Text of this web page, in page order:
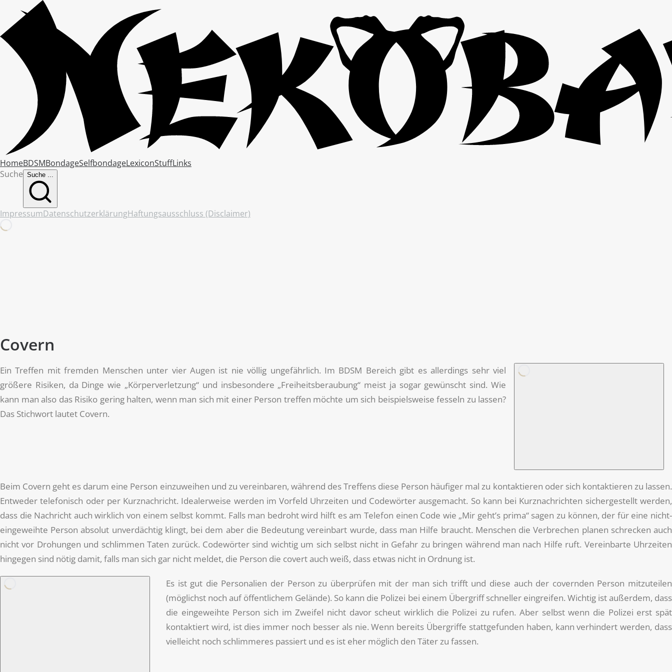
HomeBDSMBondageSelfbondageLexiconStuffLinks
Suche Suche ...
ImpressumDatenschutzerklärungHaftungsausschluss (Disclaimer)
Covern
Ein Treffen mit fremden Menschen unter vier Augen ist nie völlig ungefährlich. Im BDSM Bereich gibt es allerdings sehr viel
größere Risiken, da Dinge wie „Körperverletzung“ und insbesondere „Freiheitsberaubung“ meist ja sogar gewünscht sind. Wie
kann man also das Risiko gering halten, wenn man sich mit einer Person treffen möchte um sich beispielsweise fesseln zu lassen?
Das Stichwort lautet Covern.
Beim Covern geht es darum eine Person einzuweihen und zu vereinbaren, während des Treffens diese Person häufiger mal zu kontaktieren oder sich kontaktieren zu lassen.
Entweder telefonisch oder per Kurznachricht. Idealerweise werden im Vorfeld Uhrzeiten und Codewörter ausgemacht. So kann bei Kurznachrichten sichergestellt werden,
dass die Nachricht auch wirklich von einem selbst kommt. Falls man bedroht wird hilft es am Telefon einen Code wie „Mir geht’s prima“ sagen zu können, der für eine nicht-
eingeweihte Person absolut unverdächtig klingt, bei dem aber die Bedeutung vereinbart wurde, dass man Hilfe braucht. Menschen die Verbrechen planen schrecken auch
nicht vor Drohungen und schlimmen Taten zurück. Codewörter sind wichtig um sich selbst nicht in Gefahr zu bringen während man nach Hilfe ruft. Vereinbarte Uhrzeiten
hingegen sind nötig damit, falls man sich gar nicht meldet, die Person die covert auch weiß, dass etwas nicht in Ordnung ist.
Es ist gut die Personalien der Person zu überprüfen mit der man sich trifft und diese auch der covernden Person mitzuteilen
(möglichst noch auf öffentlichem Gelände). So kann die Polizei bei einem Übergriff schneller eingreifen. Wichtig ist außerdem, dass
die eingeweihte Person sich im Zweifel nicht davor scheut wirklich die Polizei zu rufen. Aber selbst wenn die Polizei erst spät
kontaktiert wird, ist dies immer noch besser als nie. Wenn bereits Übergriffe stattgefunden haben, kann verhindert werden, dass
vielleicht noch schlimmeres passiert und es ist eher möglich den Täter zu fassen.